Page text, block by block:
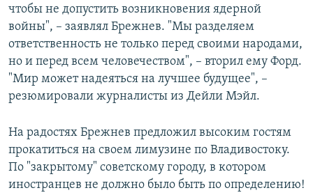
чтобы не допустить возникновения ядерной
войны", – заявлял Брежнев. "Мы разделяем
ответственность не только перед своими народами,
но и перед всем человечеством", – вторил ему Форд.
"Мир может надеяться на лучшее будущее", –
резюмировали журналисты из Дейли Мэйл.
На радостях Брежнев предложил высоким гостям
прокатиться на своем лимузине по Владивостоку.
По "закрытому" советскому городу, в котором
иностранцев не должно было быть по определению!